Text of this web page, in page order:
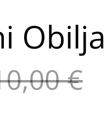
Obilja
€